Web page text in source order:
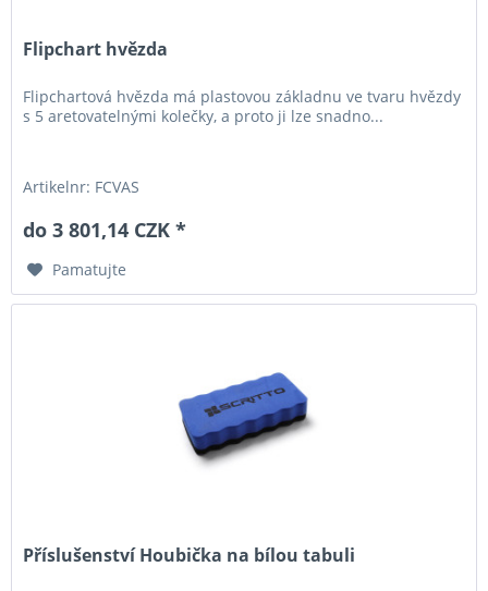
Flipchart hvězda
Flipchartová hvězda má plastovou základnu ve tvaru hvězdy
s 5 aretovatelnými kolečky, a proto ji lze snadno...
Artikelnr: FCVAS
do 3 801,14 CZK *
Pamatujte
Příslušenství Houbička na bílou tabuli